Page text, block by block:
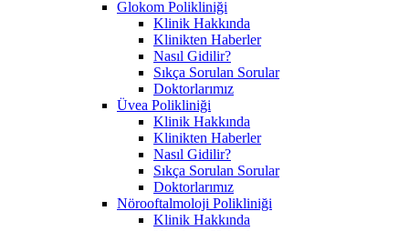
Glokom Polikliniği
Klinik Hakkında
Klinikten Haberler
Nasıl Gidilir?
Sıkça Sorulan Sorular
Doktorlarımız
Üvea Polikliniği
Klinik Hakkında
Klinikten Haberler
Nasıl Gidilir?
Sıkça Sorulan Sorular
Doktorlarımız
Nörooftalmoloji Polikliniği
Klinik Hakkında